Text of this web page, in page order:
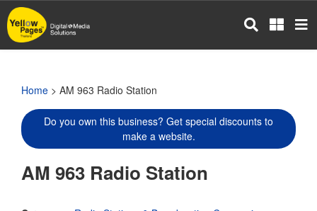
Skip
to
main
Home > AM 963 Radio Station
Do you own this business? Get special discounts to
make a website.
AM 963 Radio Station